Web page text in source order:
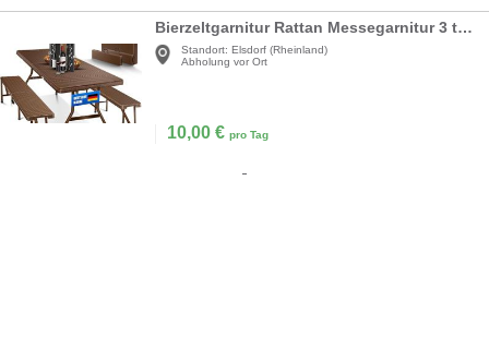
Bierzeltgarnitur Rattan Messegarnitur 3 tlg. Tisch + 2 x Bank für Indoor/Outdoor klappbar
Standort: Elsdorf (Rheinland)
Abholung vor Ort
10,00 € pro Tag